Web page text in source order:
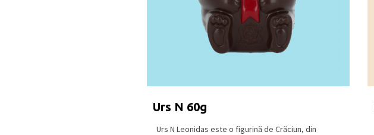
Urs N 60g
Urs N Leonidas este o figurină de Crăciun, din